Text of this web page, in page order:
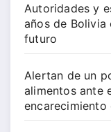
Autoridades y
años de Bolivia
futuro
Alertan de un
alimentos ante
encarecimiento